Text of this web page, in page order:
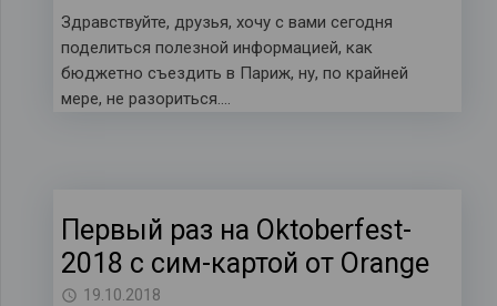
Здравствуйте, друзья, хочу с вами сегодня
поделиться полезной информацией, как
бюджетно съездить в Париж, ну, по крайней
мере, не разориться….
Первый раз на Oktoberfest-
2018 с сим-картой от Orange
19.10.2018